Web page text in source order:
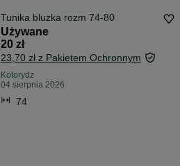
Tunika bluzka rozm 74-80
Używane
20 zł
23,70 zł z Pakietem Ochronnym
Kotorydz
04 sierpnia 2026
74